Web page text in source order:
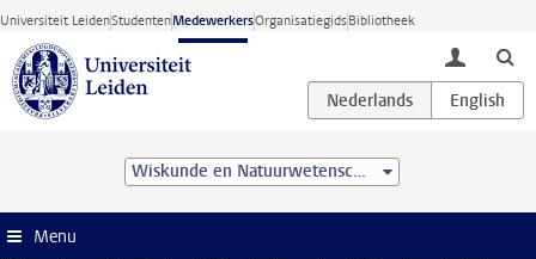
Ga direct naar de inhoud
Universiteit LeidenStudentenMedewerkersOrganisatiegidsBibliotheek
toggle
Wiskunde en Natuurwetenschappen
Menu